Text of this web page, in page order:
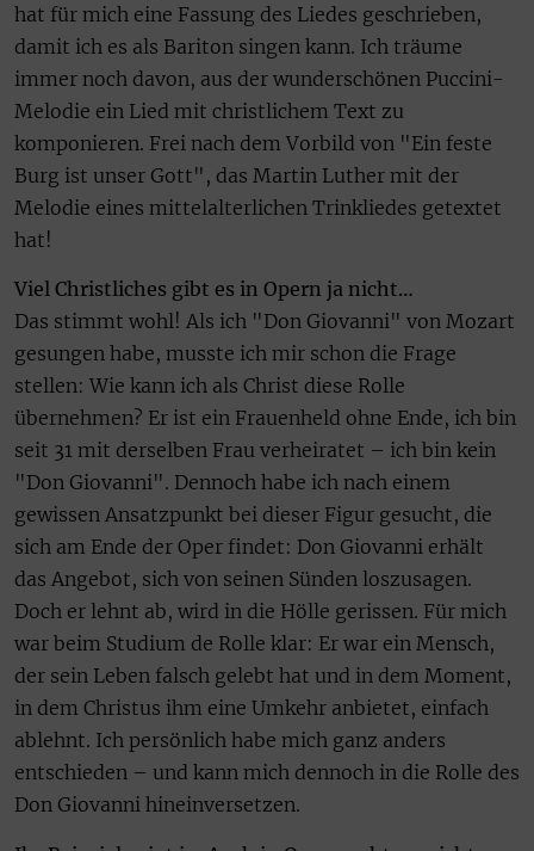
hat für mich eine Fassung des Liedes geschrieben,
damit ich es als Bariton singen kann. Ich träume
immer noch davon, aus der wunderschönen Puccini-
Melodie ein Lied mit christlichem Text zu
komponieren. Frei nach dem Vorbild von "Ein feste
Burg ist unser Gott", das Martin Luther mit der
Melodie eines mittelalterlichen Trinkliedes getextet
hat!
Viel Christliches gibt es in Opern ja nicht…
Das stimmt wohl! Als ich "Don Giovanni" von Mozart
gesungen habe, musste ich mir schon die Frage
stellen: Wie kann ich als Christ diese Rolle
übernehmen? Er ist ein Frauenheld ohne Ende, ich bin
seit 31 mit derselben Frau verheiratet – ich bin kein
"Don Giovanni". Dennoch habe ich nach einem
gewissen Ansatzpunkt bei dieser Figur gesucht, die
sich am Ende der Oper findet: Don Giovanni erhält
das Angebot, sich von seinen Sünden loszusagen.
Doch er lehnt ab, wird in die Hölle gerissen. Für mich
war beim Studium de Rolle klar: Er war ein Mensch,
der sein Leben falsch gelebt hat und in dem Moment,
in dem Christus ihm eine Umkehr anbietet, einfach
ablehnt. Ich persönlich habe mich ganz anders
entschieden – und kann mich dennoch in die Rolle des
Don Giovanni hineinversetzen.